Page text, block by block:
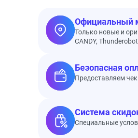
Официальный
Только новые и
CANDY,
Безопасная
Предоставляем
Система
Специальные